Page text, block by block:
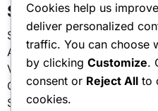
Selbstbewertungstechniken
Außenangreifern, ihre eigene
Videoanalyse kritisch zu
Gameplay-Aufnahmen
Schwächen unabhängig zu
Cookies help us
deliver personalized
traffic. You can choose
by clicking Customize.
consent or Reject All to
cookies.